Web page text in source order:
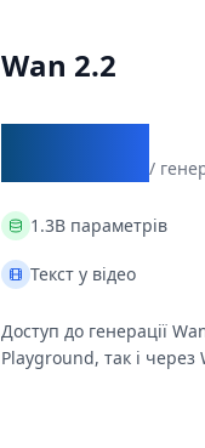
Wan 2.2
/
1.3B параметрів
Текст у відео
Доступ до генерації
Playground, так і через